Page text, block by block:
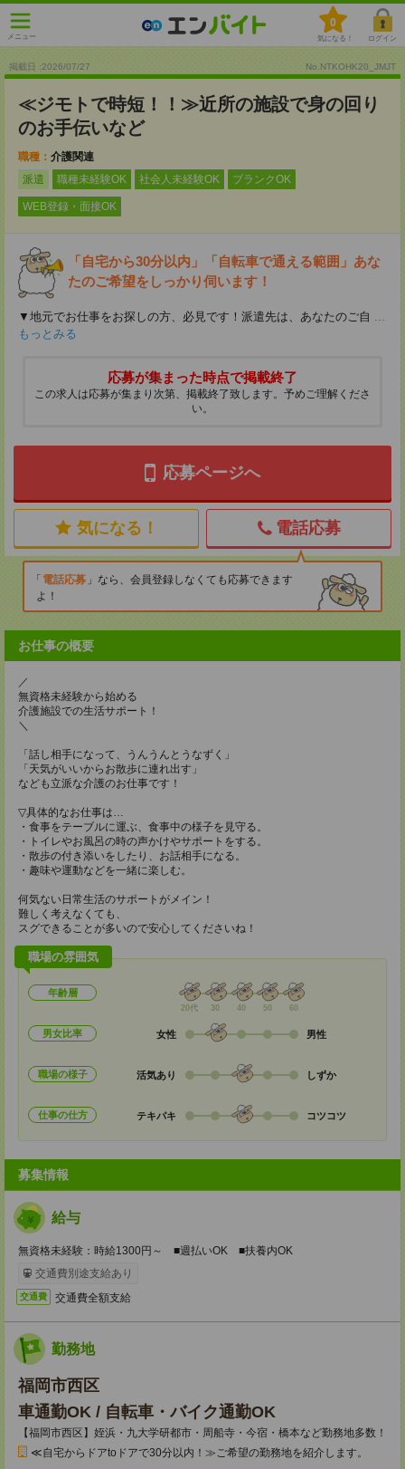
メニュー
0
気になる！ ログイン
掲載日 :2026/07/27 No.NTKOHK20_JMJT
≪ジモトで時短！！≫近所の施設で身の回り
のお手伝いなど
職種： 介護関連
派遣
職種未経験OK 社会人未経験OK ブランクOK
WEB登録・面接OK
「自宅から30分以内」「自転車で通える範囲」あな
たのご希望をしっかり伺います！
▼地元でお仕事をお探しの方、必見です！派遣先は、あなたのご自 ...
もっとみる
応募が集まった時点で掲載終了
この求人は応募が集まり次第、掲載終了致します。予めご理解くださ
い。
応募ページへ
気になる！ 電話応募
電話応募
なら、会員登録しなくても応募できます
よ！
お仕事の概要
／
無資格未経験から始める
介護施設での生活サポート！
＼
「話し相手になって、うんうんとうなずく」
「天気がいいからお散歩に連れ出す」
なども立派な介護のお仕事です！
▽具体的なお仕事は…
・食事をテーブルに運ぶ、食事中の様子を見守る。
・トイレやお風呂の時の声かけやサポートをする。
・散歩の付き添いをしたり、お話相手になる。
・趣味や運動などを一緒に楽しむ。
何気ない日常生活のサポートがメイン！
難しく考えなくても、
スグできることが多いので安心してくださいね！
職場の雰囲気
年齢層
20代 30 40 50 60
男女比率 女性 男性
職場の様子 活気あり しずか
仕事の仕方 テキパキ コツコツ
募集情報
給与
無資格未経験：時給1300円～ ■週払いOK ■扶養内OK
交通費別途支給あり
交通費 交通費全額支給
勤務地
福岡市西区
車通勤OK / 自転車・バイク通勤OK
【福岡市西区】姪浜・九大学研都市・周船寺・今宿・橋本など勤務地多数！
≪自宅からドアtoドアで30分以内！≫ご希望の勤務地を紹介します。